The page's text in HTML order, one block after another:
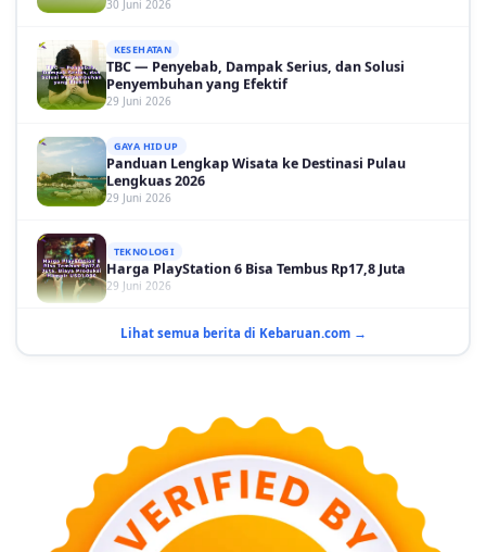
Penyembuhan yang Efektif
29 Juni 2026
Lengkuas 2026
29 Juni 2026
Harga PlayStation 6 Bisa Tembus Rp17,8 Juta
29 Juni 2026
10 Adegan Film Terikat Janji yang Sangat Tak
Terduga
Bahaya Memakai Softlens untuk Mata yang Jarang
Diketahui
29 Juni 2026
NASIONAL
PLN Kalimantan Lakukan Manajemen Beban
Akibat Gangguan PLTGU
Lihat semua berita di Kebaruan.com →